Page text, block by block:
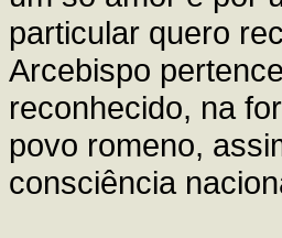
particular quero
Arcebispo
reconhecido, na
povo romeno,
consciência